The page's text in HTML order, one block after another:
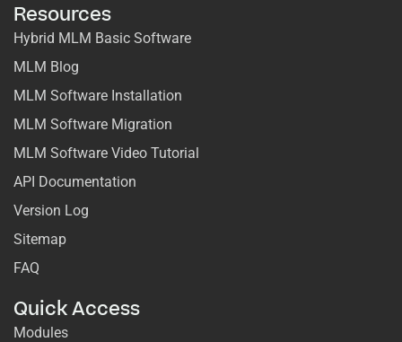
Resources
Hybrid MLM Basic Software
MLM Blog
MLM Software Installation
MLM Software Migration
MLM Software Video Tutorial
API Documentation
Version Log
Sitemap
FAQ
Quick Access
Modules